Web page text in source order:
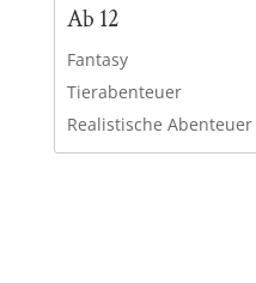
Ab 12
Fantasy
Tierabenteuer
Realistische Abenteuer